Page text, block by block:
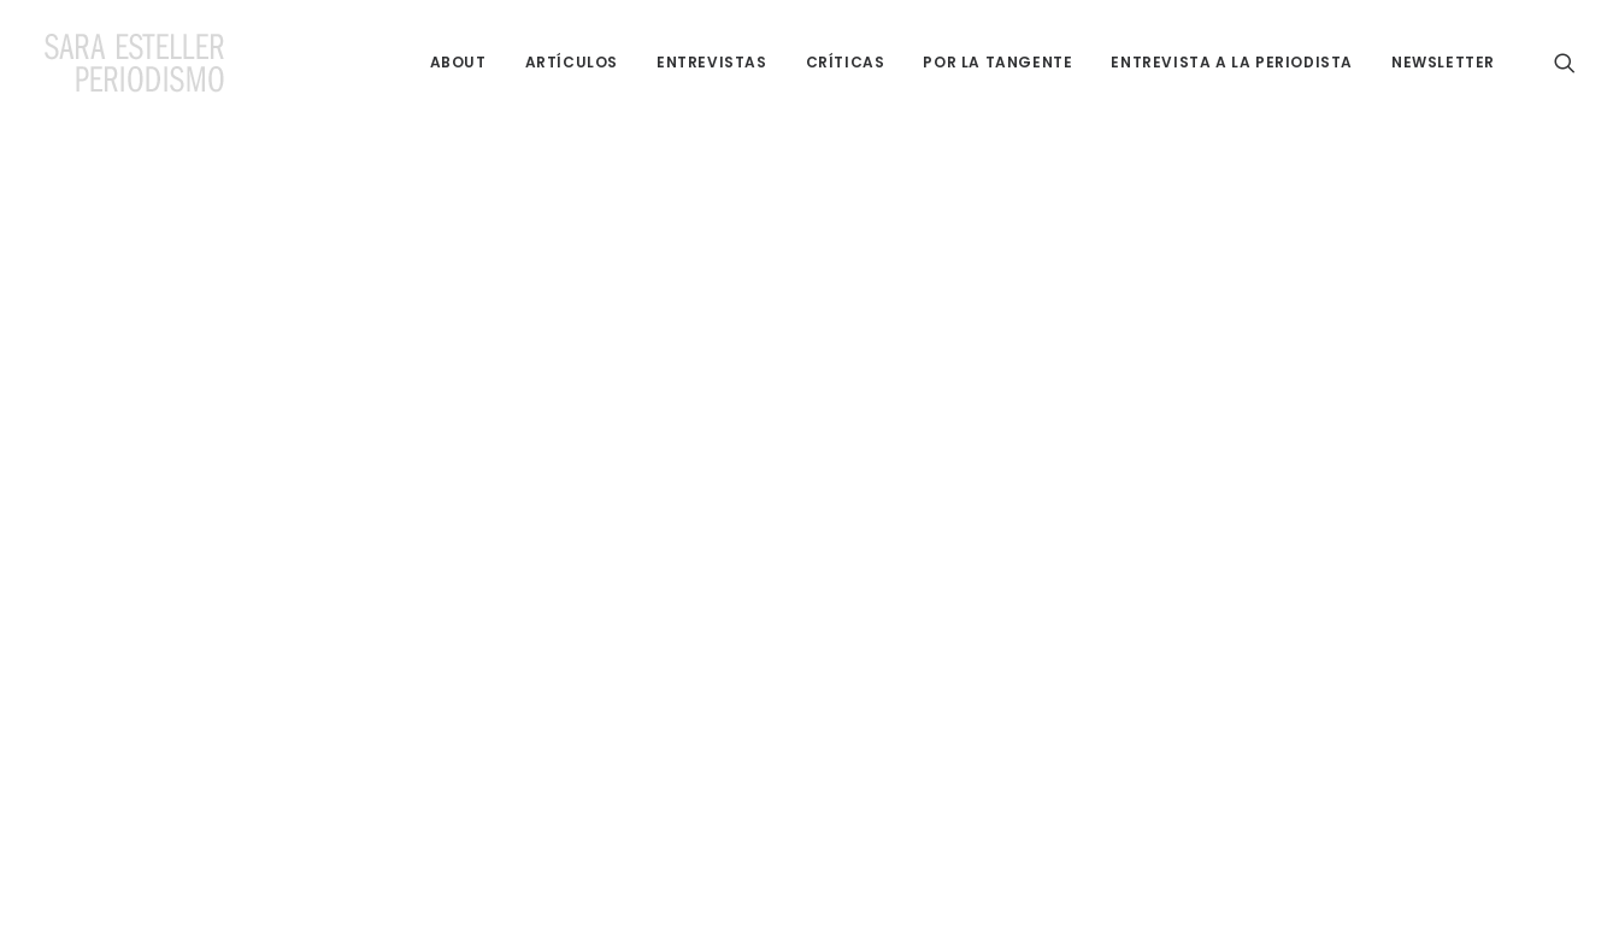
ABOUT ARTÍCULOS ENTREVISTAS CRÍTICAS POR LA TANGENTE ENTREVISTA A LA PERIODISTA NEWSLETTER